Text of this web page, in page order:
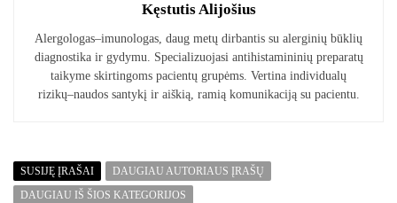
Kęstutis Alijošius
Alergologas–imunologas, daug metų dirbantis su alerginių būklių
diagnostika ir gydymu. Specializuojasi antihistamininių preparatų
taikyme skirtingoms pacientų grupėms. Vertina individualų
rizikų–naudos santykį ir aiškią, ramią komunikaciją su pacientu.
SUSIJĘ ĮRAŠAI
DAUGIAU AUTORIAUS ĮRAŠŲ
DAUGIAU IŠ ŠIOS KATEGORIJOS